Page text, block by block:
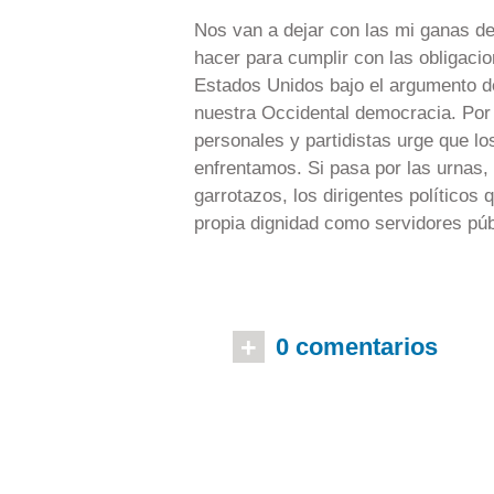
Nos van a dejar con las mi ganas
hacer para cumplir con las
Estados Unidos bajo el argumento
nuestra Occidental democracia.
personales y partidistas urge que
enfrentamos. Si pasa por las
garrotazos, los dirigentes políticos
propia dignidad como servidores
+ 0 comentarios